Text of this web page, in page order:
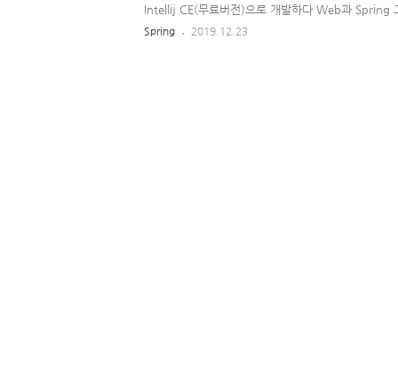
Intellij CE(무료버전)으로 개발하다 Web과 Spring
로 대체함 빌드도구 : Gradle -> Maven Repository
Spring 2019.12.23